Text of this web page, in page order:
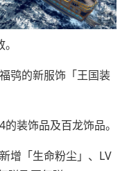
鸮的新服饰「王国装
装饰品及百龙饰品。
增「生命粉尘」、LV